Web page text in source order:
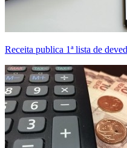
Receita publica 1ª lista de